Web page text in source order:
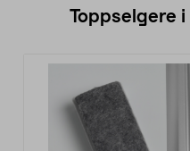
Toppselgere